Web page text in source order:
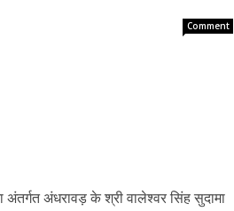
Comment
अंतर्गत अंधरावड़ के श्री वालेश्वर सिंह सुदामा